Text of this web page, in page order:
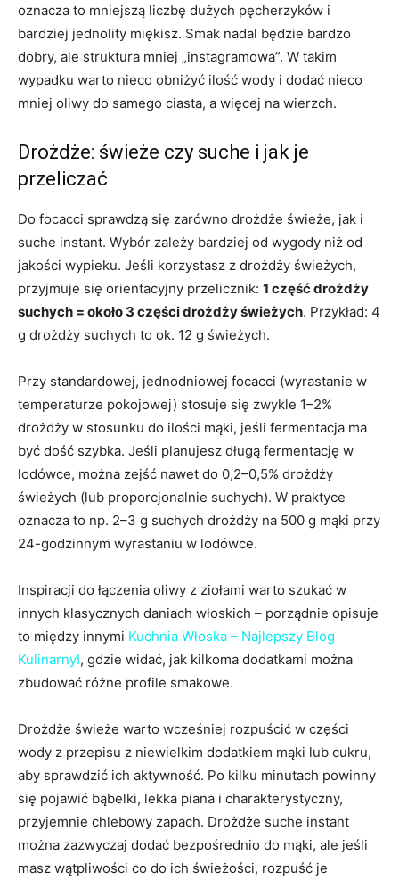
oznacza to mniejszą liczbę dużych pęcherzyków i
bardziej jednolity miękisz. Smak nadal będzie bardzo
dobry, ale struktura mniej „instagramowa”. W takim
wypadku warto nieco obniżyć ilość wody i dodać nieco
mniej oliwy do samego ciasta, a więcej na wierzch.
Drożdże: świeże czy suche i jak je
przeliczać
Do focacci sprawdzą się zarówno drożdże świeże, jak i
suche instant. Wybór zależy bardziej od wygody niż od
jakości wypieku. Jeśli korzystasz z drożdży świeżych,
przyjmuje się orientacyjny przelicznik: 1 część drożdży
suchych = około 3 części drożdży świeżych. Przykład: 4
g drożdży suchych to ok. 12 g świeżych.
Przy standardowej, jednodniowej focacci (wyrastanie w
temperaturze pokojowej) stosuje się zwykle 1–2%
drożdży w stosunku do ilości mąki, jeśli fermentacja ma
być dość szybka. Jeśli planujesz długą fermentację w
lodówce, można zejść nawet do 0,2–0,5% drożdży
świeżych (lub proporcjonalnie suchych). W praktyce
oznacza to np. 2–3 g suchych drożdży na 500 g mąki przy
24-godzinnym wyrastaniu w lodówce.
Inspiracji do łączenia oliwy z ziołami warto szukać w
innych klasycznych daniach włoskich – porządnie opisuje
to między innymi Kuchnia Włoska – Najlepszy Blog
Kulinarny!, gdzie widać, jak kilkoma dodatkami można
zbudować różne profile smakowe.
Drożdże świeże warto wcześniej rozpuścić w części
wody z przepisu z niewielkim dodatkiem mąki lub cukru,
aby sprawdzić ich aktywność. Po kilku minutach powinny
się pojawić bąbelki, lekka piana i charakterystyczny,
przyjemnie chlebowy zapach. Drożdże suche instant
można zazwyczaj dodać bezpośrednio do mąki, ale jeśli
masz wątpliwości co do ich świeżości, rozpuść je